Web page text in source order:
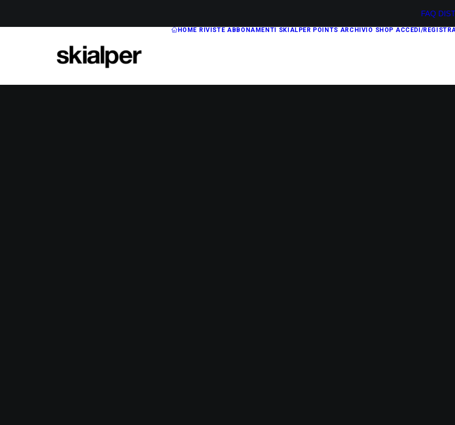
FAQ
HOME RIVISTE ABBONAMENTI SKIALPER POINTS ARCHIVIO SHOP ACCEDI/